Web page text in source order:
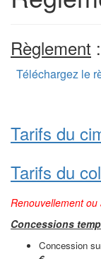
Règlement :
Téléchargez le
Tarifs du
Tarifs du
Renouvellement ou
Concessions
Concession